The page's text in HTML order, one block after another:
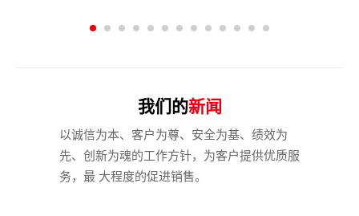
我们的新闻
以诚信为本、客户为尊、安全为基、绩效为
先、创新为魂的工作方针，为客户提供优质服
务，最 大程度的促进销售。